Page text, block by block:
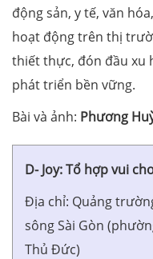
động sản, y tế, văn
hoạt động trên thị
thiết thực, đón đầu xu
phát triển bền vững.
Bài và ảnh: Phương
D- Joy: Tổ hợp vui
Địa chỉ: Quảng
sông Sài Gòn
Thủ Đức)